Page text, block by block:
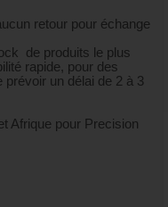
retour pour échange
de produits le plus
rapide, pour des
un délai de 2 à 3
Afrique pour Precision